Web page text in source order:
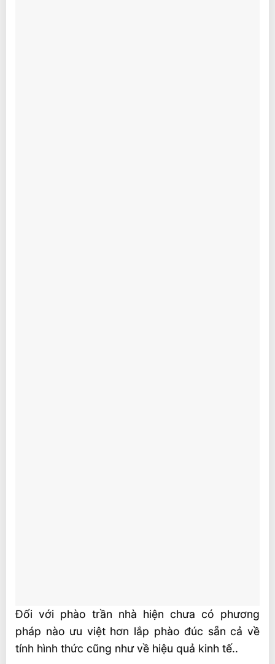
Đối với phào trần nhà hiện chưa có phương
pháp nào ưu việt hơn lắp phào đúc sẵn cả về
tính hình thức cũng như về hiệu quả kinh tế..